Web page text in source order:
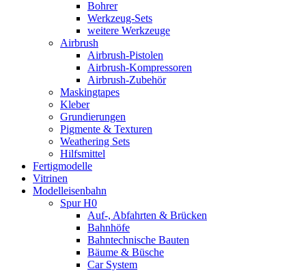
Bohrer
Werkzeug-Sets
weitere Werkzeuge
Airbrush
Airbrush-Pistolen
Airbrush-Kompressoren
Airbrush-Zubehör
Maskingtapes
Kleber
Grundierungen
Pigmente & Texturen
Weathering Sets
Hilfsmittel
Fertigmodelle
Vitrinen
Modelleisenbahn
Spur H0
Auf-, Abfahrten & Brücken
Bahnhöfe
Bahntechnische Bauten
Bäume & Büsche
Car System